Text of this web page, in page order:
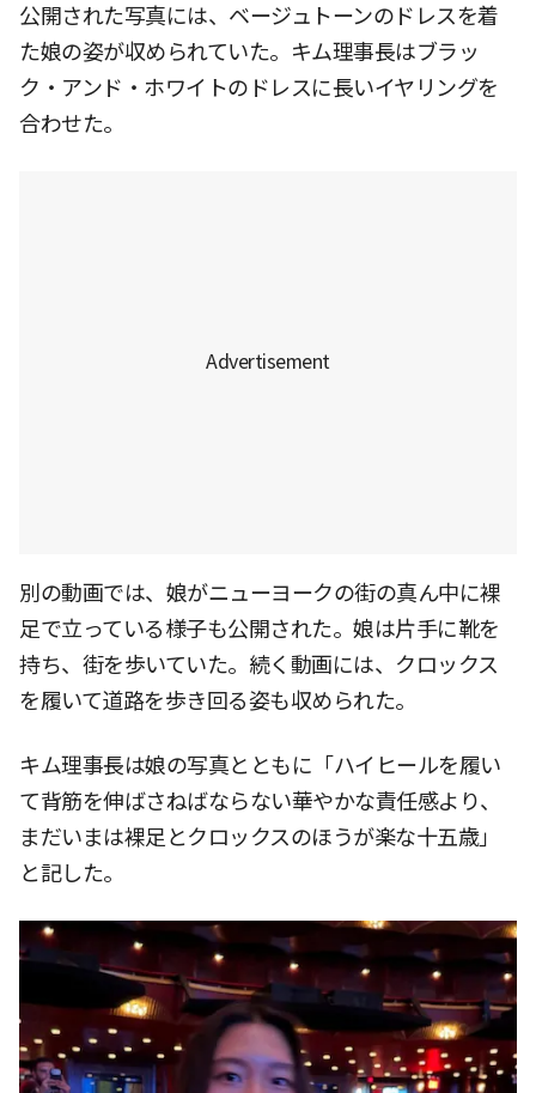
公開された写真には、ベージュトーンのドレスを着
た娘の姿が収められていた。キム理事長はブラッ
ク・アンド・ホワイトのドレスに長いイヤリングを
合わせた。
別の動画では、娘がニューヨークの街の真ん中に裸
足で立っている様子も公開された。娘は片手に靴を
持ち、街を歩いていた。続く動画には、クロックス
を履いて道路を歩き回る姿も収められた。
キム理事長は娘の写真とともに「ハイヒールを履い
て背筋を伸ばさねばならない華やかな責任感より、
まだいまは裸足とクロックスのほうが楽な十五歳」
と記した。